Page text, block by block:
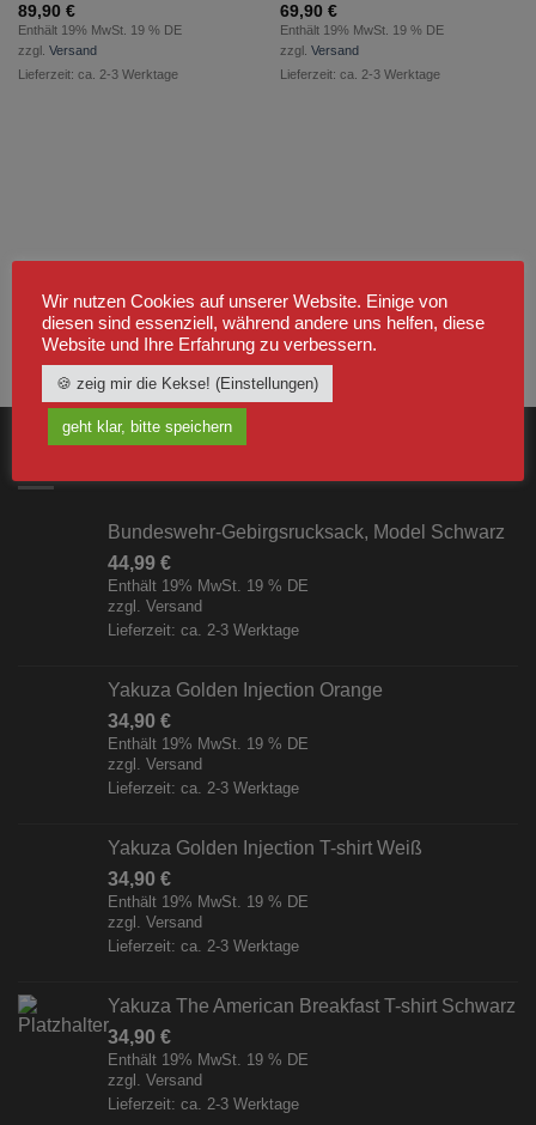
89,90 €
Enthält 19% MwSt. 19 % DE
zzgl. Versand
Lieferzeit: ca. 2-3 Werktage
69,90 €
Enthält 19% MwSt. 19 % DE
zzgl. Versand
Lieferzeit: ca. 2-3 Werktage
Bundeswehr-Gebirgsrucksack, Model Schwarz
44,99 €
Enthält 19% MwSt. 19 % DE
zzgl. Versand
Lieferzeit: ca. 2-3 Werktage
Yakuza Golden Injection Orange
34,90 €
Enthält 19% MwSt. 19 % DE
zzgl. Versand
Lieferzeit: ca. 2-3 Werktage
Yakuza Golden Injection T-shirt Weiß
34,90 €
Enthält 19% MwSt. 19 % DE
zzgl. Versand
Lieferzeit: ca. 2-3 Werktage
Yakuza The American Breakfast T-shirt Schwarz
34,90 €
Enthält 19% MwSt. 19 % DE
zzgl. Versand
Lieferzeit: ca. 2-3 Werktage
Wir nutzen Cookies auf unserer Website. Einige von
diesen sind essenziell, während andere uns helfen, diese
Website und Ihre Erfahrung zu verbessern.
🍪 zeig mir die Kekse! (Einstellungen)
geht klar, bitte speichern